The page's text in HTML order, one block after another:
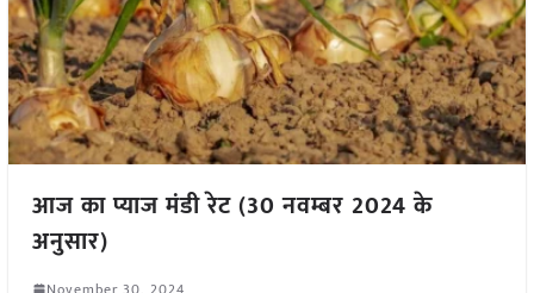
आज का प्याज मंडी रेट (30 नवम्बर 2024 के
अनुसार)